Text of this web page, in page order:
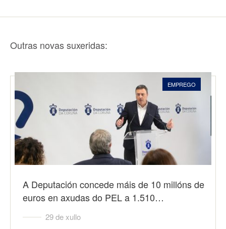
Outras novas suxeridas:
EMPREGO
A Deputación concede máis de 10 millóns de
euros en axudas do PEL a 1.510…
29 de xullo